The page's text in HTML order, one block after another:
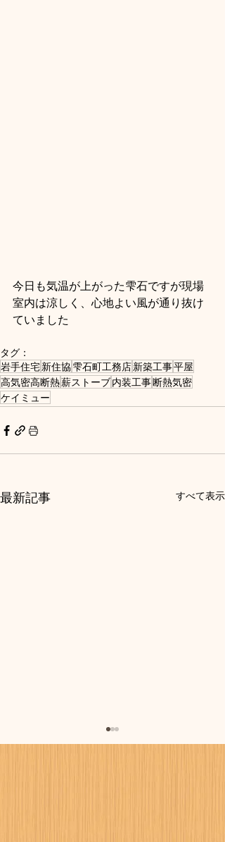
今日も気温が上がった雫石ですが現場
室内は涼しく、心地よい風が通り抜け
ていました
タグ：
岩手住宅新住協 雫石町工務店新築工事平屋
高気密高断熱薪ストーブ内装工事断熱気密
ケイミュー
最新記事 すべて表示